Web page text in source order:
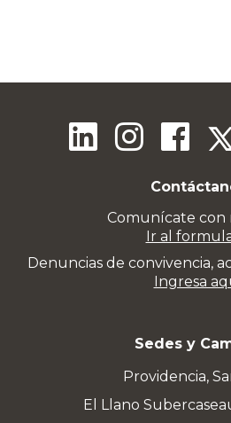
Comunícate con
Ir al
Denuncias de convivencia,
Ingresa
Sedes y
Providencia,
El Llano